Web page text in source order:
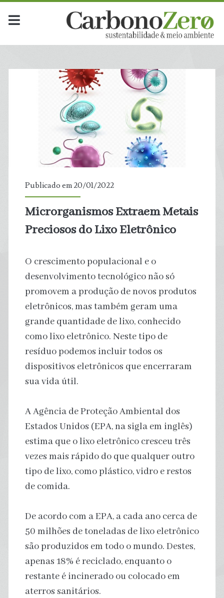
Publicado em 20/01/2022
Microrganismos Extraem Metais
Preciosos do Lixo Eletrônico
O crescimento populacional e o
desenvolvimento tecnológico não só
promovem a produção de novos produtos
eletrônicos, mas também geram uma
grande quantidade de lixo, conhecido
como lixo eletrônico. Neste tipo de
resíduo podemos incluir todos os
dispositivos eletrônicos que encerraram
sua vida útil.
A Agência de Proteção Ambiental dos
Estados Unidos (EPA, na sigla em inglês)
estima que o lixo eletrônico cresceu três
vezes mais rápido do que qualquer outro
tipo de lixo, como plástico, vidro e restos
de comida.
De acordo com a EPA, a cada ano cerca de
50 milhões de toneladas de lixo eletrônico
são produzidos em todo o mundo. Destes,
apenas 18% é reciclado, enquanto o
restante é incinerado ou colocado em
aterros sanitários.